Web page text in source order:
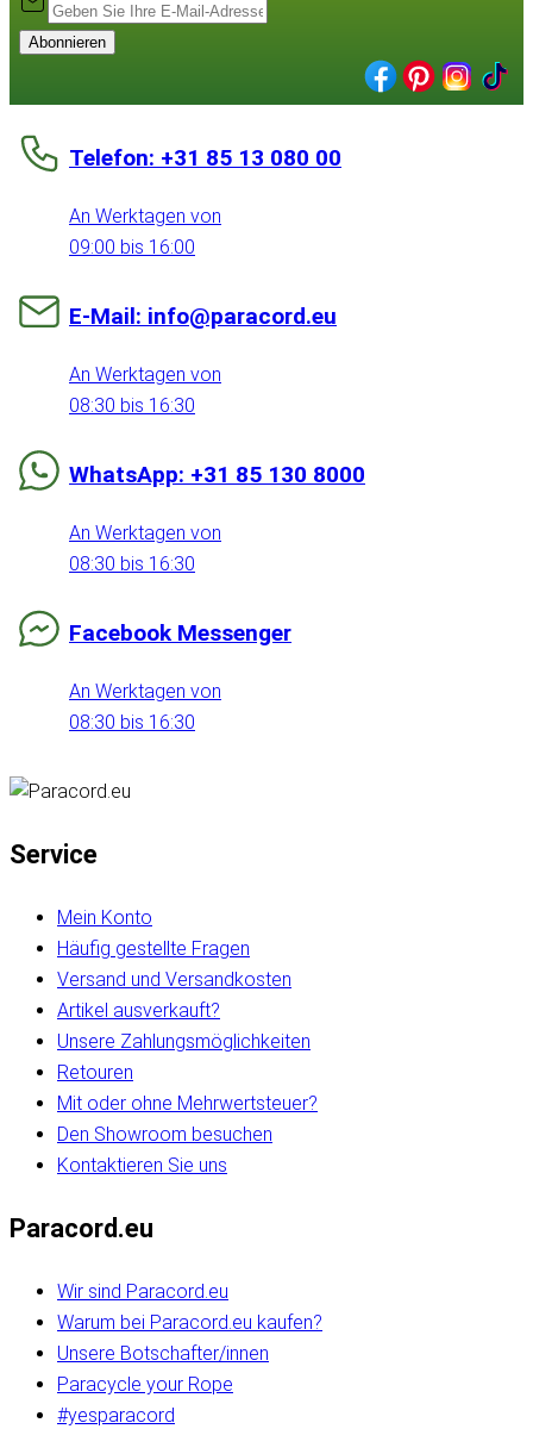
Abonnieren
Telefon: +31 85 13 080 00
An Werktagen von
09:00 bis 16:00
E-Mail: info@paracord.eu
An Werktagen von
08:30 bis 16:30
WhatsApp: +31 85 130 8000
An Werktagen von
08:30 bis 16:30
Facebook Messenger
An Werktagen von
08:30 bis 16:30
Service
Mein Konto
Häufig gestellte Fragen
Versand und Versandkosten
Artikel ausverkauft?
Unsere Zahlungsmöglichkeiten
Retouren
Mit oder ohne Mehrwertsteuer?
Den Showroom besuchen
Kontaktieren Sie uns
Paracord.eu
Wir sind Paracord.eu
Warum bei Paracord.eu kaufen?
Unsere Botschafter/innen
Paracycle your Rope
#yesparacord